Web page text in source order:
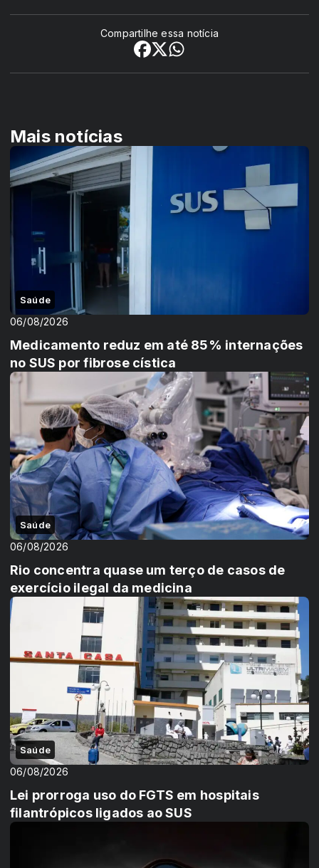
Compartilhe essa notícia
Mais notícias
Saúde
06/08/2026
Medicamento reduz em até 85% internações
no SUS por fibrose cística
Saúde
06/08/2026
Rio concentra quase um terço de casos de
exercício ilegal da medicina
Saúde
06/08/2026
Lei prorroga uso do FGTS em hospitais
filantrópicos ligados ao SUS